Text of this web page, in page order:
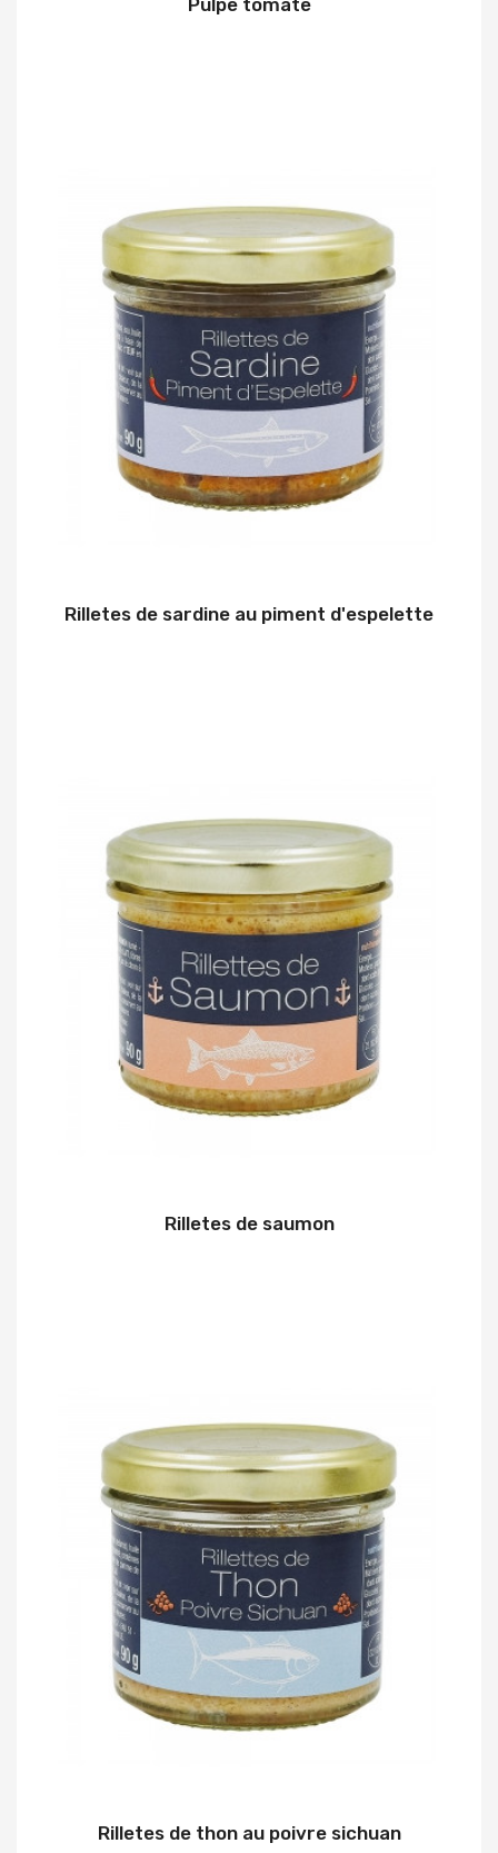
Pulpe tomate
Rilletes de sardine au piment d'espelette
Rilletes de saumon
Rilletes de thon au poivre sichuan